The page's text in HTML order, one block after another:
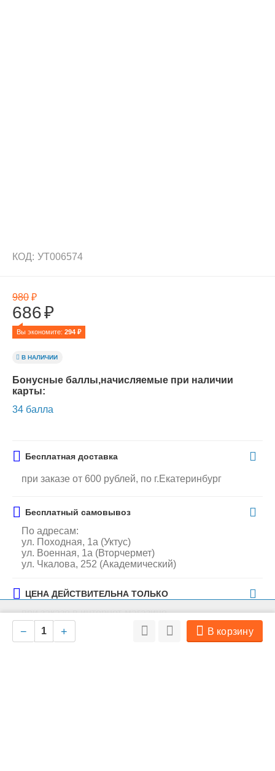
КОД: УТ006574
980 ₽
686₽
Вы экономите: 294 ₽
В НАЛИЧИИ
Бонусные баллы,начисляемые при наличии
карты:
34 балла
+
− В корзину
Бесплатная доставка
при заказе от 600 рублей, по г.Екатеринбург
Бесплатный самовывоз
По адресам:
ул. Походная, 1а (Уктус)
ул. Военная, 1а (Вторчермет)
ул. Чкалова, 252 (Академический)
ЦЕНА ДЕЙСТВИТЕЛЬНА ТОЛЬКО
при заказе в интернет-магазине
Производитель Трикси
технического характера. Совершая любые действия на сайте, вы
соглашаетесь с политикой обработки персональных данных
Ок